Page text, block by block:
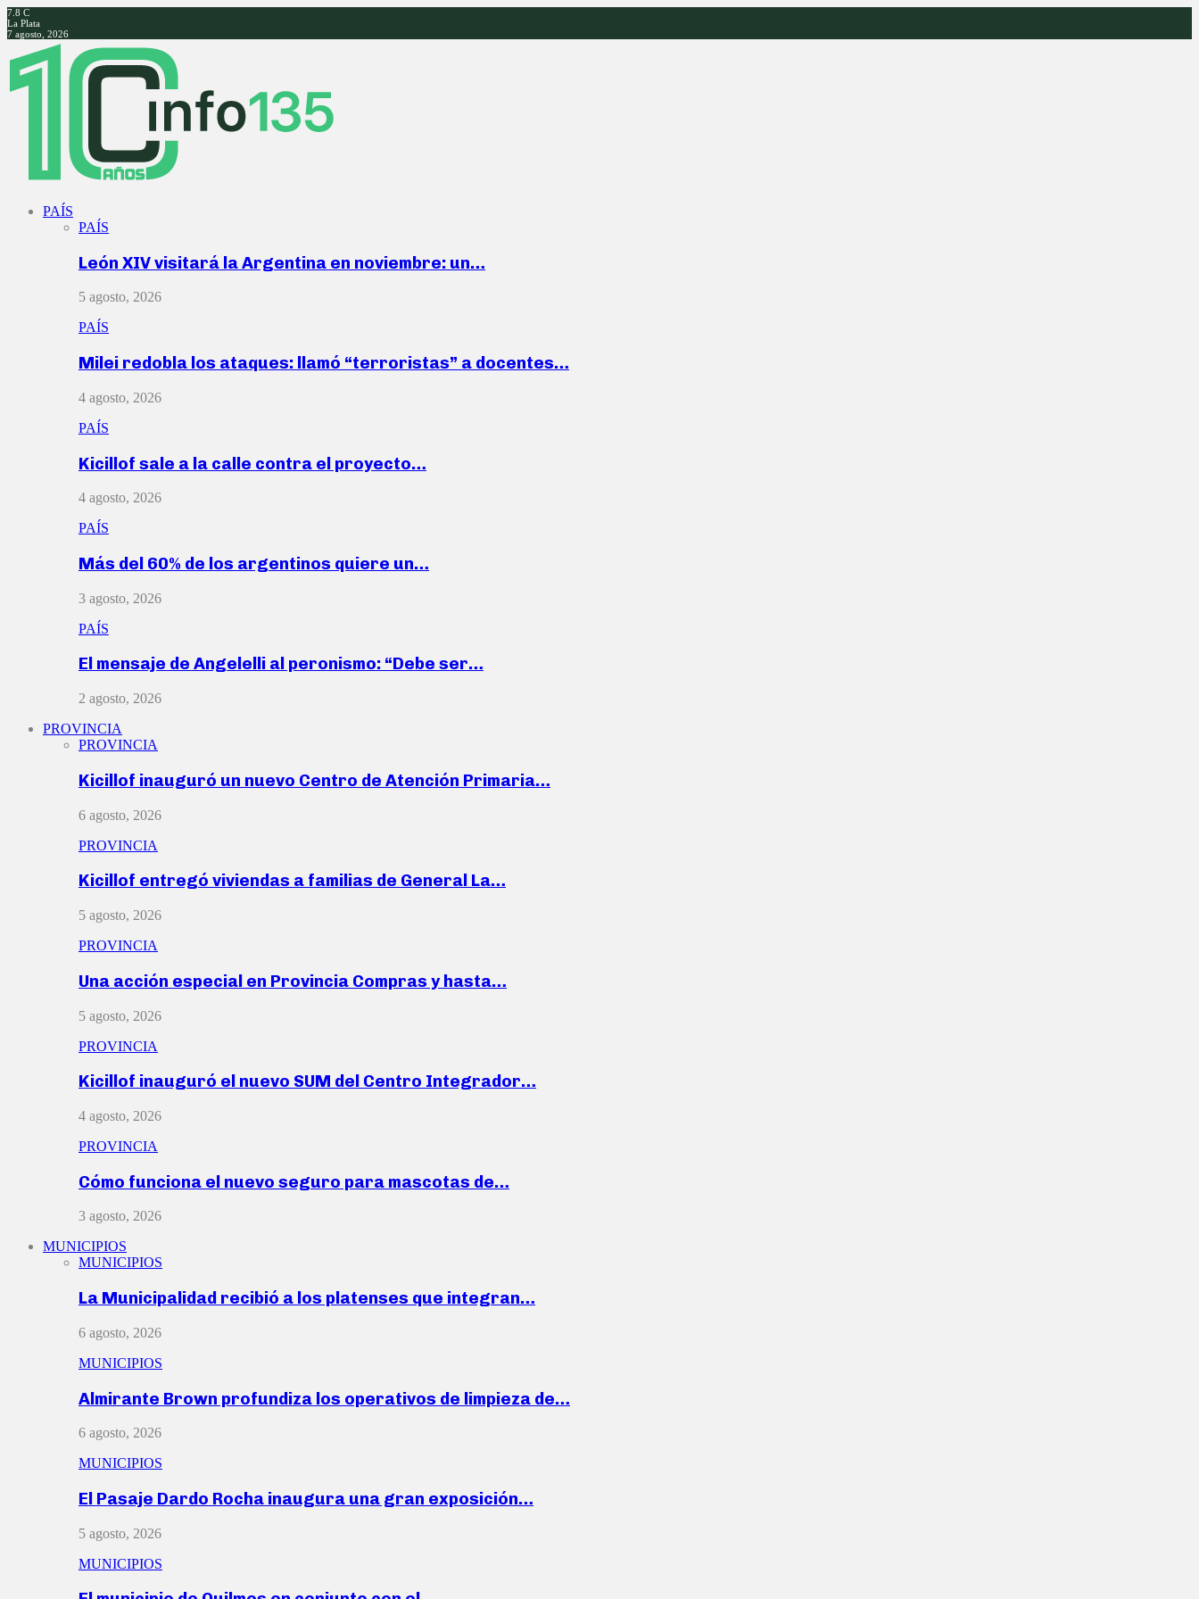
7.8 C
La Plata
7 agosto, 2026
Facebook
Twitter
Instagram
Youtube
PAÍS
PAÍS
León XIV visitará la Argentina en noviembre: un…
5 agosto, 2026
PAÍS
Milei redobla los ataques: llamó “terroristas” a docentes…
4 agosto, 2026
PAÍS
Kicillof sale a la calle contra el proyecto…
4 agosto, 2026
PAÍS
Más del 60% de los argentinos quiere un…
3 agosto, 2026
PAÍS
El mensaje de Angelelli al peronismo: “Debe ser…
2 agosto, 2026
PROVINCIA
PROVINCIA
Kicillof inauguró un nuevo Centro de Atención Primaria…
6 agosto, 2026
PROVINCIA
Kicillof entregó viviendas a familias de General La…
5 agosto, 2026
PROVINCIA
Una acción especial en Provincia Compras y hasta…
5 agosto, 2026
PROVINCIA
Kicillof inauguró el nuevo SUM del Centro Integrador…
4 agosto, 2026
PROVINCIA
Cómo funciona el nuevo seguro para mascotas de…
3 agosto, 2026
MUNICIPIOS
MUNICIPIOS
La Municipalidad recibió a los platenses que integran…
6 agosto, 2026
MUNICIPIOS
Almirante Brown profundiza los operativos de limpieza de…
6 agosto, 2026
MUNICIPIOS
El Pasaje Dardo Rocha inaugura una gran exposición…
5 agosto, 2026
MUNICIPIOS